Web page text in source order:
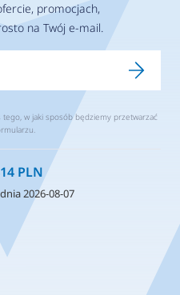
promocjach,
na Twój e-mail.
tego, w jaki sposób będziemy przetwarzać
PLN
2026-08-07